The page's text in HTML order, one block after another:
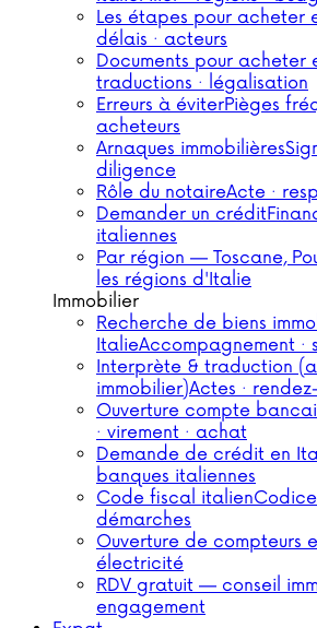
Les étapes pour acheter
délais · acteurs
Documents pour acheter
traductions · légalisation
Erreurs à éviterPièges
acheteurs
Arnaques immobilières
diligence
Rôle du notaireActe ·
Demander un crédit
italiennes
Par région — Toscane,
les régions d'Italie
Immobilier
Recherche de biens
ItalieAccompagnement ·
Interprète & traduction
immobilier)Actes ·
Ouverture compte
· virement · achat
Demande de crédit en
banques italiennes
Code fiscal italien
démarches
Ouverture de compteurs
électricité
RDV gratuit — conseil
engagement